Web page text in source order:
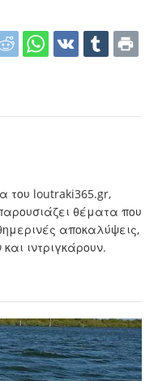
του loutraki365.gr,
θέματα που
αποκαλύψεις,
ιντριγκάρουν.